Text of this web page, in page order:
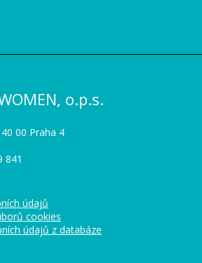
o.p.s.
00 Praha 4
841
údajů
cookies
údajů z databáze